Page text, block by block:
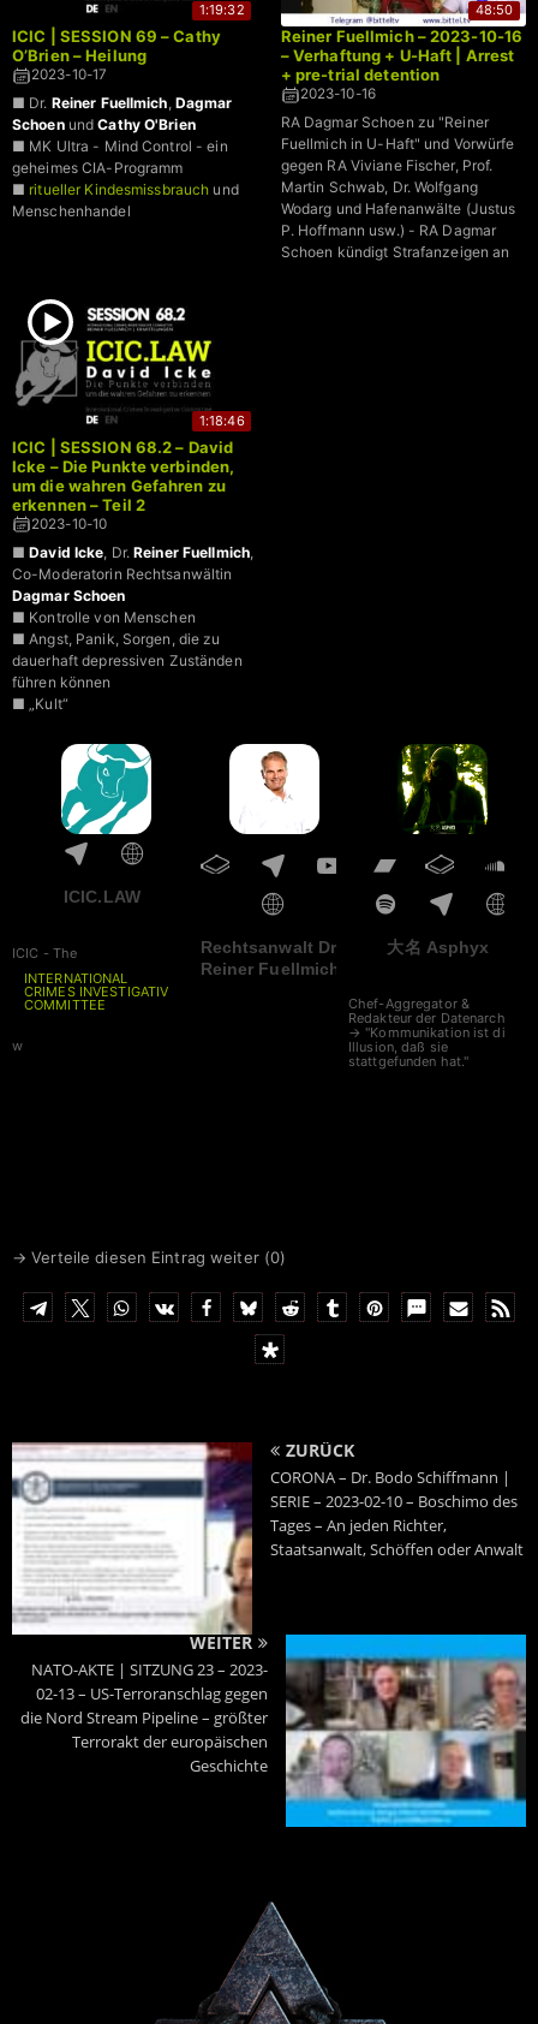
1:19:32
ICIC | SESSION 69 – Cathy
O’Brien – Heilung
2023-10-17
■ Dr. Reiner Fuellmich, Dagmar
SchoenundCathy O'Brien
■ MK Ultra - Mind Control - ein
geheimes CIA-Programm
■ ritueller Kindesmissbrauch und
Menschenhandel
48:50
Reiner Fuellmich – 2023-10-16
– Verhaftung + U-Haft | Arrest
+ pre-trial detention
2023-10-16
RA Dagmar Schoen zu "Reiner
Fuellmich in U-Haft" und Vorwürfe
gegen RA Viviane Fischer, Prof.
Martin Schwab, Dr. Wolfgang
Wodarg und Hafenanwälte (Justus
P. Hoffmann usw.) - RA Dagmar
Schoen kündigt Strafanzeigen an
1:18:46
ICIC | SESSION 68.2 – David
Icke – Die Punkte verbinden,
um die wahren Gefahren zu
erkennen – Teil 2
2023-10-10
■David Icke , Dr.Reiner Fuellmich,
Co-Moderatorin Rechtsanwältin
Dagmar Schoen
■ Kontrolle von Menschen
■ Angst, Panik, Sorgen, die zu
dauerhaft depressiven Zuständen
führen können
■ „Kult“
ICIC.LAW
ICIC - The
INTERNATIONAL
CRIMES INVESTIGATIVE
COMMITTEE
w
Rechtsanwalt Dr.
Reiner Fuellmich
大名 Asphyx
Chef-Aggregator &
Redakteur der Datenarche
→ "Kommunikation ist die
Illusion, daß sie
stattgefunden hat."
→ Verteile diesen Eintrag weiter (0)
ZURÜCK
CORONA – Dr. Bodo Schiffmann |
SERIE – 2023-02-10 – Boschimo des
Tages – An jeden Richter,
Staatsanwalt, Schöffen oder Anwalt
WEITER
NATO-AKTE | SITZUNG 23 – 2023-
02-13 – US-Terroranschlag gegen
die Nord Stream Pipeline – größter
Terrorakt der europäischen
Geschichte